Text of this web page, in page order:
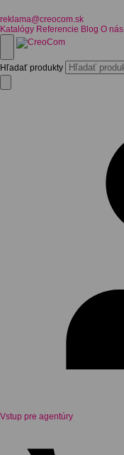
reklama@creocom.sk
Katalógy Referencie Blog O nás
Hľadať produkty
Vstup pre agentúry